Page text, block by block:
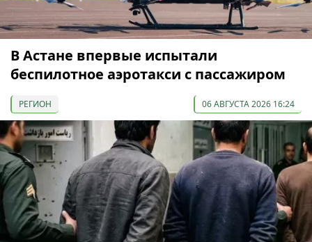
В Астане впервые испытали
беспилотное аэротакси с пассажиром
РЕГИОН 06 АВГУСТА 2026 16:24